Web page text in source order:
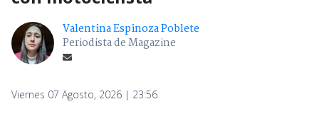
Valentina Espinoza Poblete
Periodista de Magazine
Viernes 07 Agosto, 2026 | 23:56